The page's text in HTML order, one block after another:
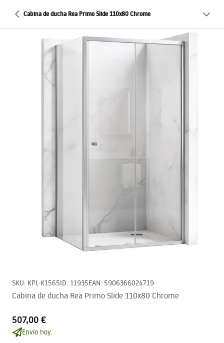
Cabina de ducha Rea Primo Slide 110x80 Chrome
SKU: KPL-K1565ID: 11935EAN: 5906366024719
Cabina de ducha Rea Primo Slide 110x80 Chrome
507,00 €
Envío hoy.